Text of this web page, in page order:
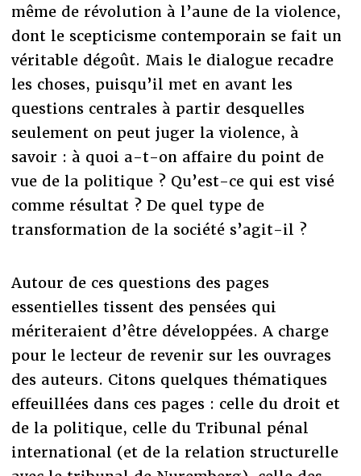
même de révolution à l’aune de la violence,
dont le scepticisme contemporain se fait un
véritable dégoût. Mais le dialogue recadre
les choses, puisqu’il met en avant les
questions centrales à partir desquelles
seulement on peut juger la violence, à
savoir : à quoi a-t-on affaire du point de
vue de la politique ? Qu’est-ce qui est visé
comme résultat ? De quel type de
transformation de la société s’agit-il ?
Autour de ces questions des pages
essentielles tissent des pensées qui
mériteraient d’être développées. A charge
pour le lecteur de revenir sur les ouvrages
des auteurs. Citons quelques thématiques
effeuillées dans ces pages : celle du droit et
de la politique, celle du Tribunal pénal
international (et de la relation structurelle